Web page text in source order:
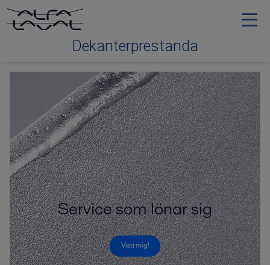
Dekanterprestanda
Service som lönar sig
Visa mig!